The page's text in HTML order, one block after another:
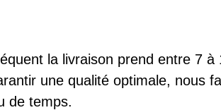
la livraison prend entre 7 à
une qualité optimale, nous
de temps.